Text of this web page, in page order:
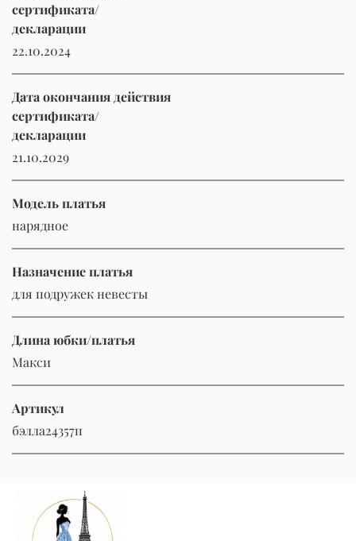
сертификата/
декларации
22.10.2024
Дата окончания действия
сертификата/
декларации
21.10.2029
Модель платья
нарядное
Назначение платья
для подружек невесты
Длина юбки/платья
Макси
Артикул
бэлла24357п